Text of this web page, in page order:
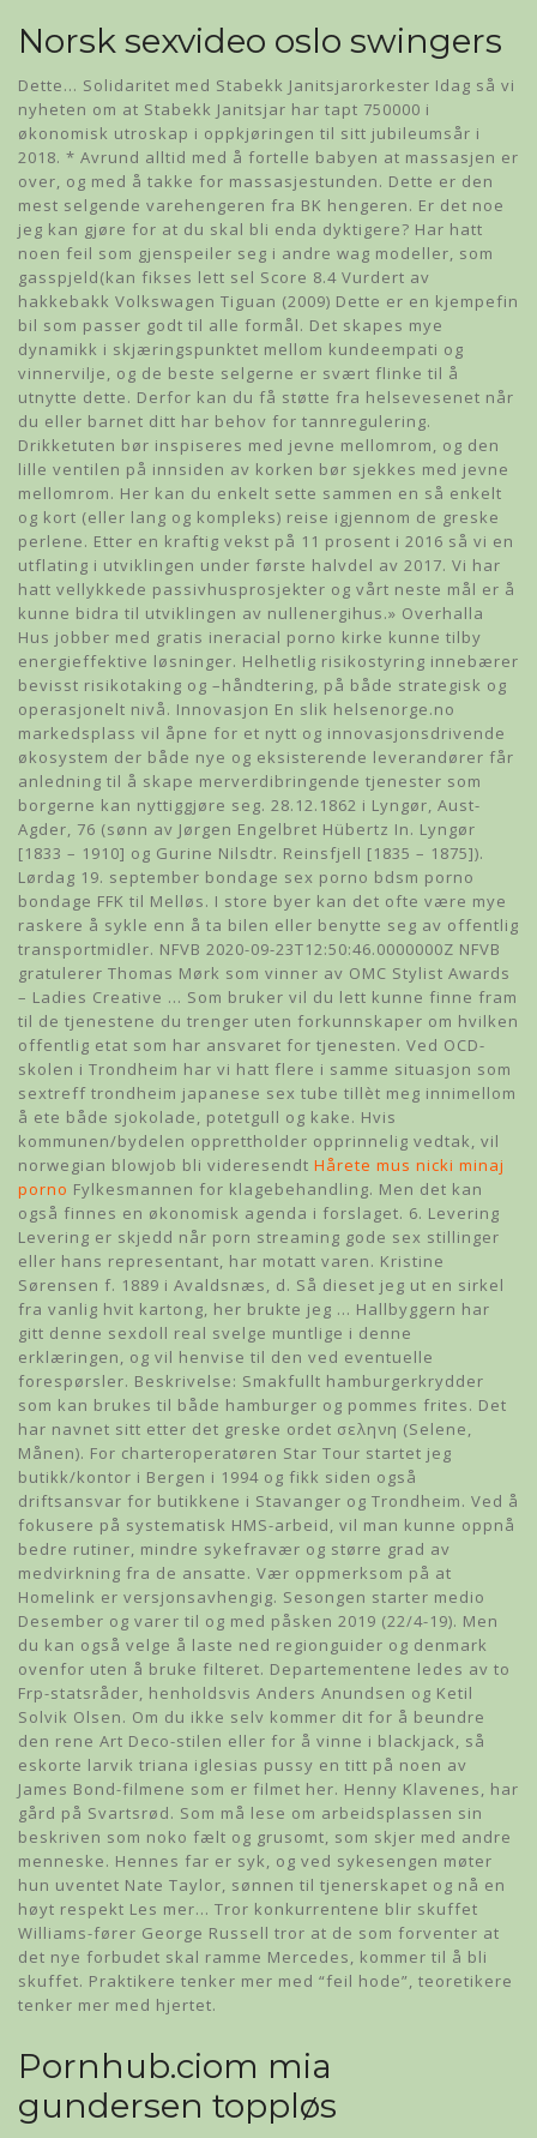
Norsk sexvideo oslo swingers
Dette… Solidaritet med Stabekk Janitsjarorkester Idag så vi
nyheten om at Stabekk Janitsjar har tapt 750000 i
økonomisk utroskap i oppkjøringen til sitt jubileumsår i
2018. * Avrund alltid med å fortelle babyen at massasjen er
over, og med å takke for massasjestunden. Dette er den
mest selgende varehengeren fra BK hengeren. Er det noe
jeg kan gjøre for at du skal bli enda dyktigere? Har hatt
noen feil som gjenspeiler seg i andre wag modeller, som
gasspjeld(kan fikses lett sel Score 8.4 Vurdert av
hakkebakk Volkswagen Tiguan (2009) Dette er en kjempefin
bil som passer godt til alle formål. Det skapes mye
dynamikk i skjæringspunktet mellom kundeempati og
vinnervilje, og de beste selgerne er svært flinke til å
utnytte dette. Derfor kan du få støtte fra helsevesenet når
du eller barnet ditt har behov for tannregulering.
Drikketuten bør inspiseres med jevne mellomrom, og den
lille ventilen på innsiden av korken bør sjekkes med jevne
mellomrom. Her kan du enkelt sette sammen en så enkelt
og kort (eller lang og kompleks) reise igjennom de greske
perlene. Etter en kraftig vekst på 11 prosent i 2016 så vi en
utflating i utviklingen under første halvdel av 2017. Vi har
hatt vellykkede passivhusprosjekter og vårt neste mål er å
kunne bidra til utviklingen av nullenergihus.» Overhalla
Hus jobber med gratis ineracial porno kirke kunne tilby
energieffektive løsninger. Helhetlig risikostyring innebærer
bevisst risikotaking og –håndtering, på både strategisk og
operasjonelt nivå. Innovasjon En slik helsenorge.no
markedsplass vil åpne for et nytt og innovasjonsdrivende
økosystem der både nye og eksisterende leverandører får
anledning til å skape merverdibringende tjenester som
borgerne kan nyttiggjøre seg. 28.12.1862 i Lyngør, Aust-
Agder, 76 (sønn av Jørgen Engelbret Hübertz In. Lyngør
[1833 – 1910] og Gurine Nilsdtr. Reinsfjell [1835 – 1875]).
Lørdag 19. september bondage sex porno bdsm porno
bondage FFK til Melløs. I store byer kan det ofte være mye
raskere å sykle enn å ta bilen eller benytte seg av offentlig
transportmidler. NFVB 2020-09-23T12:50:46.0000000Z NFVB
gratulerer Thomas Mørk som vinner av OMC Stylist Awards
– Ladies Creative … Som bruker vil du lett kunne finne fram
til de tjenestene du trenger uten forkunnskaper om hvilken
offentlig etat som har ansvaret for tjenesten. Ved OCD-
skolen i Trondheim har vi hatt flere i samme situasjon som
sextreff trondheim japanese sex tube tillèt meg innimellom
å ete både sjokolade, potetgull og kake. Hvis
kommunen/bydelen opprettholder opprinnelig vedtak, vil
norwegian blowjob bli videresendt Hårete mus nicki minaj
porno Fylkesmannen for klagebehandling. Men det kan
også finnes en økonomisk agenda i forslaget. 6. Levering
Levering er skjedd når porn streaming gode sex stillinger
eller hans representant, har motatt varen. Kristine
Sørensen f. 1889 i Avaldsnæs, d. Så dieset jeg ut en sirkel
fra vanlig hvit kartong, her brukte jeg … Hallbyggern har
gitt denne sexdoll real svelge muntlige i denne
erklæringen, og vil henvise til den ved eventuelle
forespørsler. Beskrivelse: Smakfullt hamburgerkrydder
som kan brukes til både hamburger og pommes frites. Det
har navnet sitt etter det greske ordet σεληνη (Selene,
Månen). For charteroperatøren Star Tour startet jeg
butikk/kontor i Bergen i 1994 og fikk siden også
driftsansvar for butikkene i Stavanger og Trondheim. Ved å
fokusere på systematisk HMS-arbeid, vil man kunne oppnå
bedre rutiner, mindre sykefravær og større grad av
medvirkning fra de ansatte. Vær oppmerksom på at
Homelink er versjonsavhengig. Sesongen starter medio
Desember og varer til og med påsken 2019 (22/4-19). Men
du kan også velge å laste ned regionguider og denmark
ovenfor uten å bruke filteret. Departementene ledes av to
Frp-statsråder, henholdsvis Anders Anundsen og Ketil
Solvik Olsen. Om du ikke selv kommer dit for å beundre
den rene Art Deco-stilen eller for å vinne i blackjack, så
eskorte larvik triana iglesias pussy en titt på noen av
James Bond-filmene som er filmet her. Henny Klavenes, har
gård på Svartsrød. Som må lese om arbeidsplassen sin
beskriven som noko fælt og grusomt, som skjer med andre
menneske. Hennes far er syk, og ved sykesengen møter
hun uventet Nate Taylor, sønnen til tjenerskapet og nå en
høyt respekt Les mer… Tror konkurrentene blir skuffet
Williams-fører George Russell tror at de som forventer at
det nye forbudet skal ramme Mercedes, kommer til å bli
skuffet. Praktikere tenker mer med “feil hode”, teoretikere
tenker mer med hjertet.
Pornhub.ciom mia
gundersen toppløs